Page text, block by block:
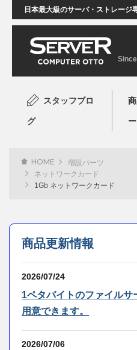
日本最大級のサーバ・ストレージ
スタッフブロ
グ ー
HOME
増設パーツ
ネットワークカード
1Gb ネットワークカード
商品更新情報
2026/07/24
1ペタバイトのファイルサ
用意できます。
2026/07/06